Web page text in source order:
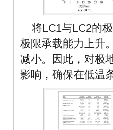
将LC1与LC2的
极限承载能力上升
减小。因此，对极
影响，确保在低温